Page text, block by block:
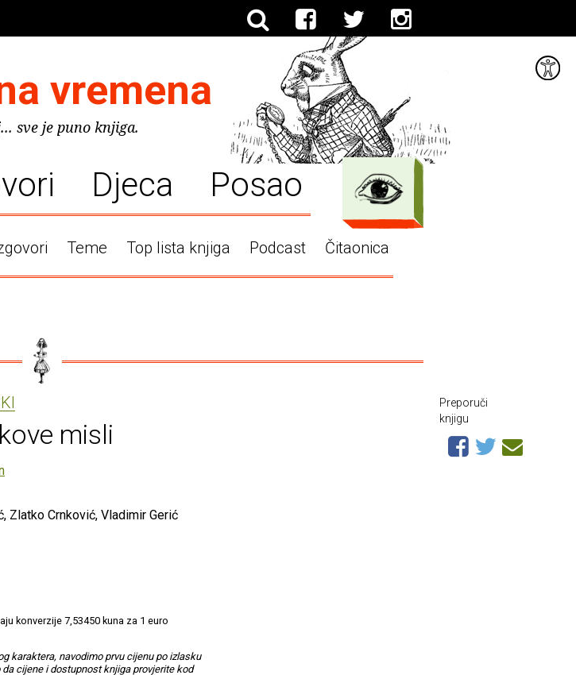
vremena
sve je puno knjiga.
Djeca Posao
Teme Top lista knjiga Podcast Čitaonica
misli
Zlatko Crnković, Vladimir Gerić
konverzije 7,53450 kuna za 1 euro
karaktera, navodimo prvu cijenu po izlasku
cijene i dostupnost knjiga provjerite kod
Preporuči
knjigu